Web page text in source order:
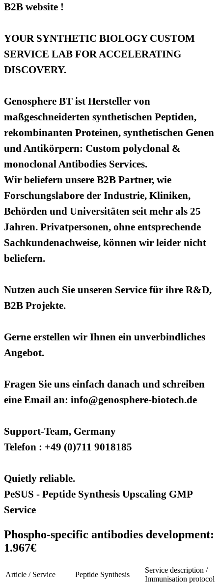
B2B website !
YOUR SYNTHETIC BIOLOGY CUSTOM
SERVICE LAB FOR ACCELERATING
DISCOVERY.
Genosphere BT ist Hersteller von
maßgeschneiderten synthetischen Peptiden,
rekombinanten Proteinen, synthetischen Genen
und Antikörpern: Custom polyclonal &
monoclonal Antibodies Services.
Wir beliefern unsere B2B Partner, wie
Forschungslabore der Industrie, Kliniken,
Behörden und Universitäten seit mehr als 25
Jahren. Privatpersonen, ohne entsprechende
Sachkundenachweise, können wir leider nicht
beliefern.
Nutzen auch Sie unseren Service für ihre R&D,
B2B Projekte.
Gerne erstellen wir Ihnen ein unverbindliches
Angebot.
Fragen Sie uns einfach danach und schreiben
eine Email an: info@genosphere-biotech.de
Support-Team, Germany
Telefon : +49 (0)711 9018185
Quietly reliable.
PeSUS - Peptide Synthesis Upscaling GMP
Service
Phospho-specific antibodies development:
1.967€
Article / Service Peptide Synthesis
Service description /
Immunisation protocol